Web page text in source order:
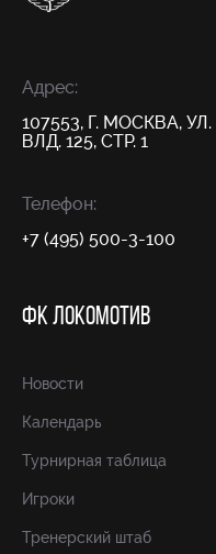
Адрес:
107553, Г. МОСКВА,
ВЛД. 125, СТР. 1
Телефон:
+7 (495) 500-3-100
ФК ЛОКОМОТИВ
Новости
Календарь
Турнирная таблица
Игроки
Тренерский штаб